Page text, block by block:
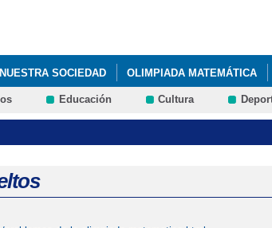
NUESTRA SOCIEDAD OLIMPIADA MATEMÁTICA
2016 VISITA DE PEDRO MIGUEL
MATEMÁTICA DE CASTILLA LA MANCHA
Educación Cultura